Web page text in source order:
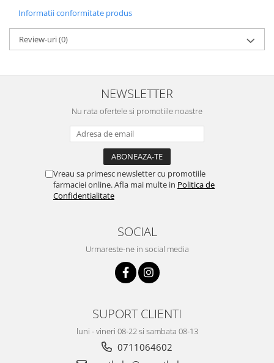
Informatii conformitate produs
Review-uri(0)
NEWSLETTER
Nu rata ofertele si promotiile noastre
Vreau sa primesc newsletter cu promotiile
farmaciei online. Afla mai multe in Politica de
Confidentialitate
SOCIAL
Urmareste-ne in social media
SUPORT CLIENTI
luni - vineri 08-22 si sambata 08-13
0711064602